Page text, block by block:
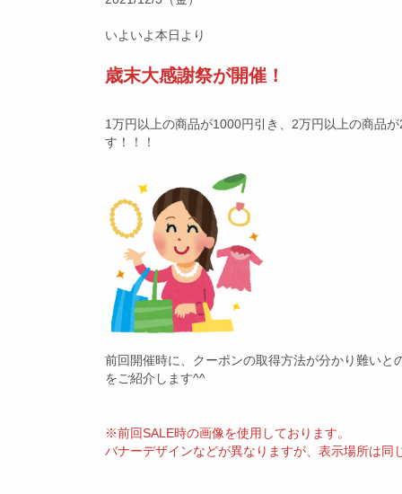
いよいよ本日より
歳末大感謝祭が開催！
1万円以上の商品が1000円引き、2万円以上の商品
す！！！
前回開催時に、クーポンの取得方法が分かり難いと
をご紹介します^^
※前回SALE時の画像を使用しております。
バナーデザインなどが異なりますが、表示場所は同